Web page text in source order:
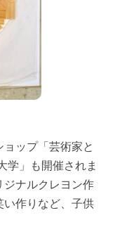
ップ「芸術家と
学」も開催されま
ジナルクレヨン作
い作りなど、子供